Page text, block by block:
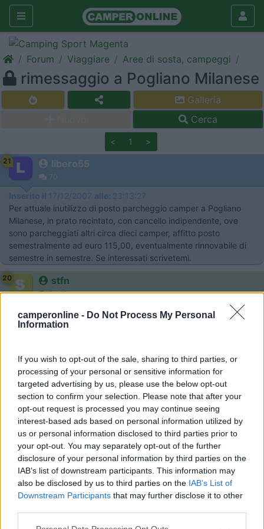
camperonline - Do Not Process My Personal
Information
If you wish to opt-out of the sale, sharing to third parties, or
processing of your personal or sensitive information for
targeted advertising by us, please use the below opt-out
section to confirm your selection. Please note that after your
opt-out request is processed you may continue seeing
interest-based ads based on personal information utilized by
us or personal information disclosed to third parties prior to
your opt-out. You may separately opt-out of the further
disclosure of your personal information by third parties on the
IAB’s list of downstream participants. This information may
also be disclosed by us to third parties on the IAB’s List of
Downstream Participants that may further disclose it to other
Forum Viaggiare Aree di sosta, campeggi
rimessaggio a Pogliano Milanese
Galleria
Cerca
< 1 >
21 libero55
70
Inserito il 17/12/2007 alle: 23:13:27
Per attuale inutilizzo di posto parcheggio camper a Pogliano
Milanese, in prato recintato, con cancello indipendente, ove
sono parcheggiati altri circa dieci camper, affitto posto
semestralmente ad euro 115,00, eventualmente rinnovabile di
semestre in semestre. Se interessati scrivetemi.
20 stfn
3440
Inserito il18/12/2007 alle:14:03:20
giusto perchè non si dovrebbro inserire post su attività
libero55
70
Inserito il18/12/2007 alle:18:26:07
Giusto per chiarire e tranquillizare coloro che vedono sempre
secondi fini ad ogni cosa: sono un privato, possessore di
camper. Da due anni sto pagando un posto camper in Pogliano
Mse senza usufruirne, in quanto un conoscente mi ha messo a
disposizione un capannone nel quale parcheggiare il camper, in
attesa che lo stesso capannone venga affittato. Dai pochi mesi
preventivati sono passati due anni ed ancora non si sa per
quanto potro' usufruire di tale comodita'. Per non continuare a
pagare inutilmente, ma dovendo disporre del posto in vista del
futuro abbandono del capannone, ho ritenuto opportuno